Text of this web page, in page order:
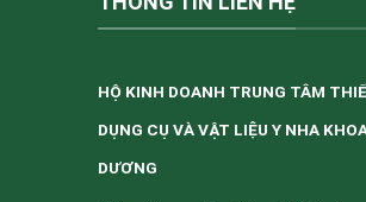
HỘ KINH DOANH TRUNG TÂM
DỤNG CỤ VÀ VẬT LIỆU Y NHA
DƯƠNG